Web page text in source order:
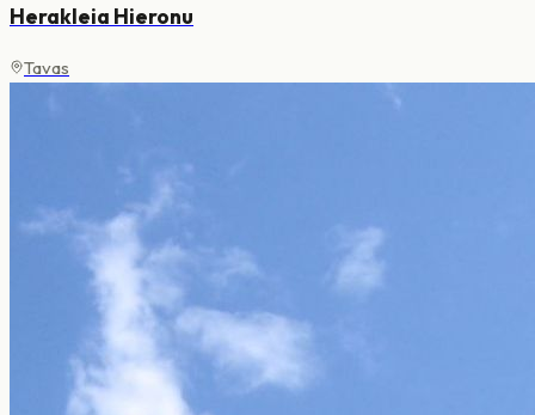
Herakleia Hieronu
Tavas